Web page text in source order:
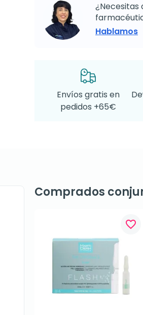
¿Necesitas
Hablamos
Envíos gratis en
pedidos +65€
Comprados
favorite_border